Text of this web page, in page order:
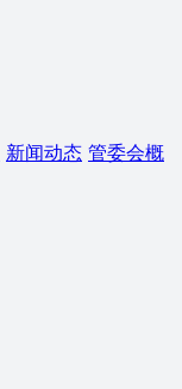
新闻动态 管委会概